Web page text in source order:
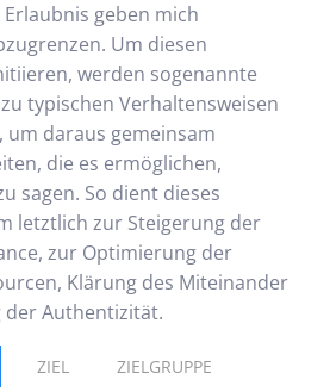
geben mich
Um diesen
werden sogenannte
typischen Verhaltensweisen
daraus gemeinsam
die es ermöglichen,
sagen. So dient dieses
letztlich zur Steigerung der
zur Optimierung der
Klärung des Miteinander
der Authentizität.
ZIEL ZIELGRUPPE